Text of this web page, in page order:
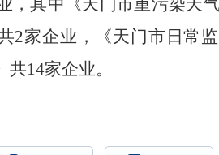
，其中《天门市重污染天
2家企业，《天门市日常
14家企业。